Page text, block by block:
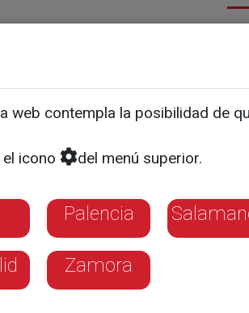
web contempla la posibilidad de
icono
del menú superior.
Palencia
Zamora